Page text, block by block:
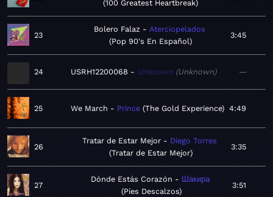
100 Greatest Heartbreak
23
Bolero Falaz
Aterciopelados
Pop 90's En Español
3:45
24 USRH12200068 Unknown Unknown —
25 We March Prince The Gold Experience 4:49
26
Tratar de Estar Mejor
Diego Torres
Tratar de Estar Mejor
3:35
27
Dónde Estás Corazón
Шакира
Pies Descalzos
3:51